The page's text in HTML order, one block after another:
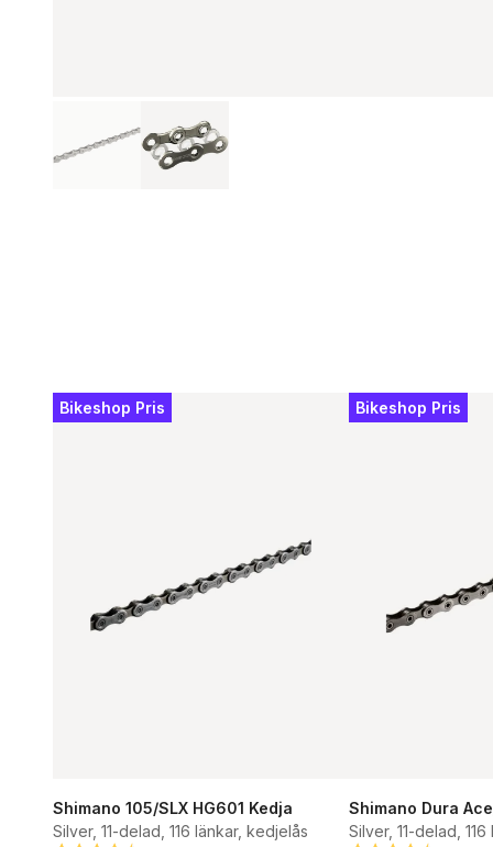
Bikeshop Pris
Shimano 105/SLX HG601 Kedja
Silver, 11-delad, 116 länkar, kedjelås
Bikeshop Pris
Shimano Dura
Silver, 11-delad,